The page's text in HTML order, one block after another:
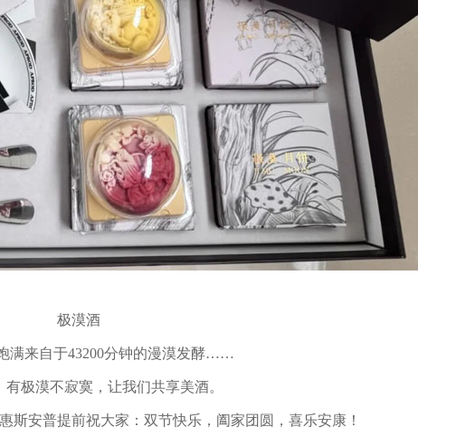
极漠酒
满来自于43200分钟的漫漠发酵……
有极漠不寂寞，让我们共享美酒。
斯安普提前祝大家：双节快乐，阖家团圆，喜乐安康！